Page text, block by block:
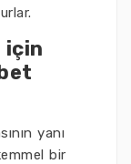
için
yanı
bir